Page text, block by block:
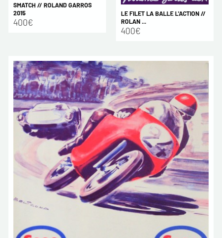
SMATCH // ROLAND GARROS
2015
400€
LE FILET LA BALLE L'ACTION //
ROLAN ...
400€